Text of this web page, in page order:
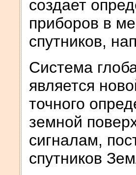
создает
приборов в
спутников,
Система
является
точного
земной
сигналам,
спутников